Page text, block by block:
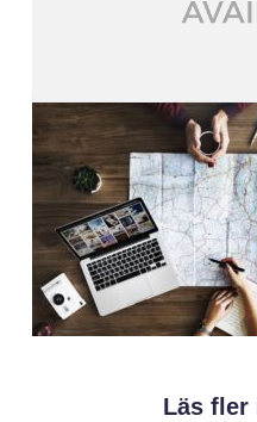
Läs fler